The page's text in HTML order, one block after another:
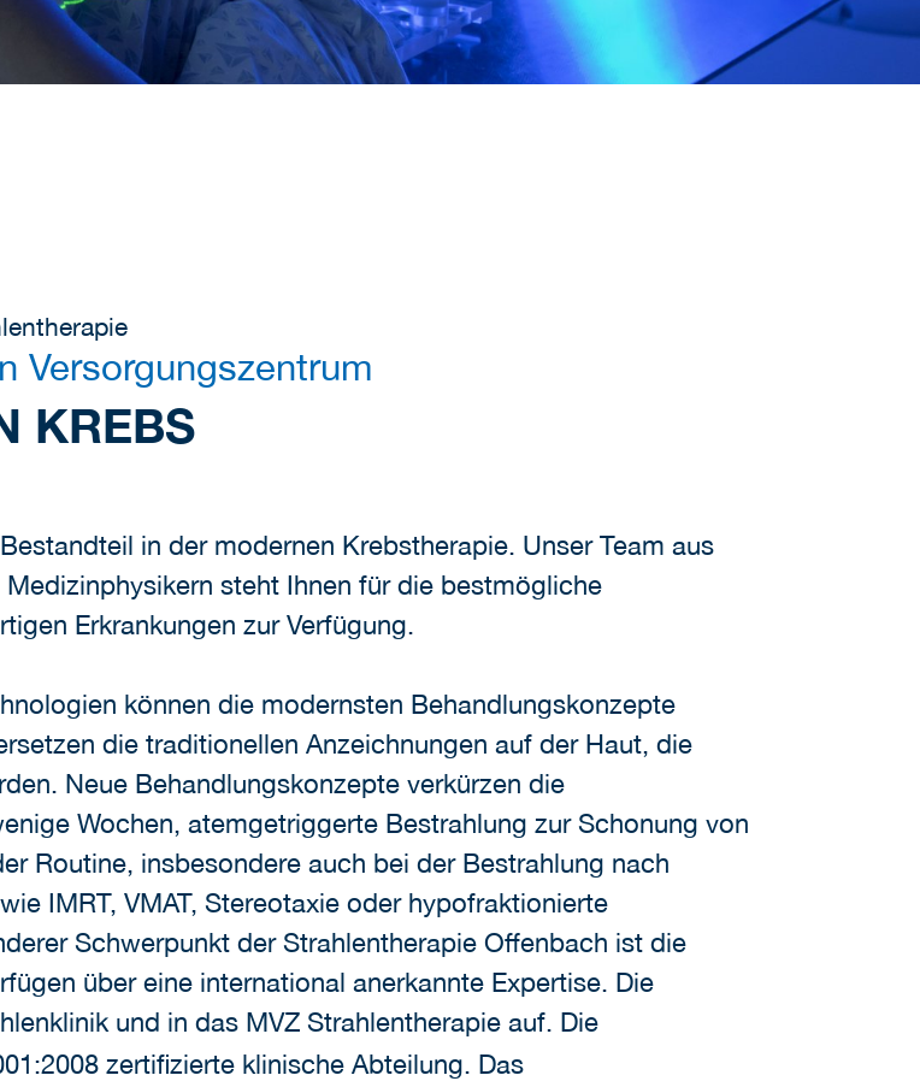
Versorgungszentrum
KREBS
in der modernen Krebstherapie. Unser Team aus
steht Ihnen für die bestmögliche
Erkrankungen zur Verfügung.
können die modernsten Behandlungskonzepte
die traditionellen Anzeichnungen auf der Haut, die
Neue Behandlungskonzepte verkürzen die
Wochen, atemgetriggerte Bestrahlung zur Schonung von
Routine, insbesondere auch bei der Bestrahlung nach
IMRT, VMAT, Stereotaxie oder hypofraktionierte
Schwerpunkt der Strahlentherapie Offenbach ist die
über eine international anerkannte Expertise. Die
und in das MVZ Strahlentherapie auf. Die
zertifizierte klinische Abteilung. Das